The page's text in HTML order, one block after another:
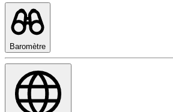
Baromètre